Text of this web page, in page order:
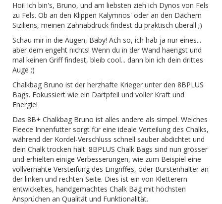
Hoi! Ich bin's, Bruno, und am liebsten zieh ich Dynos von Fels
zu Fels. Ob an den Klippen Kalymnos' oder an den Dächern
Siziliens, meinen Zahnabdruck findest du praktisch überall ;)
Schau mir in die Augen, Baby! Ach so, ich hab ja nur eines...
aber dem engeht nichts! Wenn du in der Wand haengst und
mal keinen Griff findest, bleib cool... dann bin ich dein drittes
Auge ;)
Chalkbag Bruno ist der herzhafte Krieger unter den 8BPLUS
Bags. Fokussiert wie ein Dartpfeil und voller Kraft und
Energie!
Das 8B+ Chalkbag Bruno ist alles andere als simpel. Weiches
Fleece Innenfutter sorgt für eine ideale Verteilung des Chalks,
während der Kordel-Verschluss schnell sauber abdichtet und
dein Chalk trocken hält. 8BPLUS Chalk Bags sind nun grösser
und erhielten einige Verbesserungen, wie zum Beispiel eine
vollvernähte Versteifung des Eingriffes, oder Bürstenhalter an
der linken und rechten Seite. Dies ist ein von Kletterern
entwickeltes, handgemachtes Chalk Bag mit höchsten
Ansprüchen an Qualität und Funktionalität.